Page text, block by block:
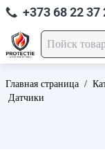
+373 68 22 37
Главная страница /
Датчики